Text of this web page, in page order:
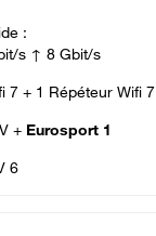
:
s ↑ 8 Gbit/s
7 + 1 Répéteur Wifi 7
+ Eurosport 1
6